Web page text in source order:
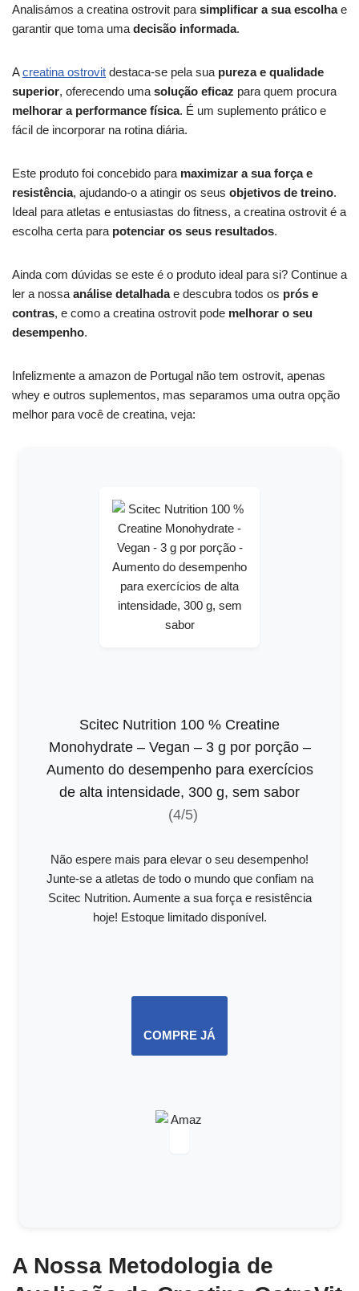
Analisámos a creatina ostrovit para simplificar a sua escolhae
garantir que toma uma decisão informada.
Acreatina ostrovit destaca-se pela sua pureza e qualidade
superior, oferecendo uma solução eficaz para quem procura
melhorar a performance física. É um suplemento prático e
fácil de incorporar na rotina diária.
Este produto foi concebido para maximizar a sua força e
resistência, ajudando-o a atingir os seus objetivos de treino.
Ideal para atletas e entusiastas do fitness, a creatina ostrovit é a
escolha certa para potenciar os seus resultados.
Ainda com dúvidas se este é o produto ideal para si? Continue a
ler a nossa análise detalhadae descubra todos os prós e
contras, e como a creatina ostrovit pode melhorar o seu
desempenho.
Infelizmente a amazon de Portugal não tem ostrovit, apenas
whey e outros suplementos, mas separamos uma outra opção
melhor para você de creatina, veja:
Scitec Nutrition 100 % Creatine
Monohydrate – Vegan – 3 g por porção –
Aumento do desempenho para exercícios
de alta intensidade, 300 g, sem sabor
(4/5)
Não espere mais para elevar o seu desempenho!
Junte-se a atletas de todo o mundo que confiam na
Scitec Nutrition. Aumente a sua força e resistência
hoje! Estoque limitado disponível.
COMPRE JÁ
A Nossa Metodologia de